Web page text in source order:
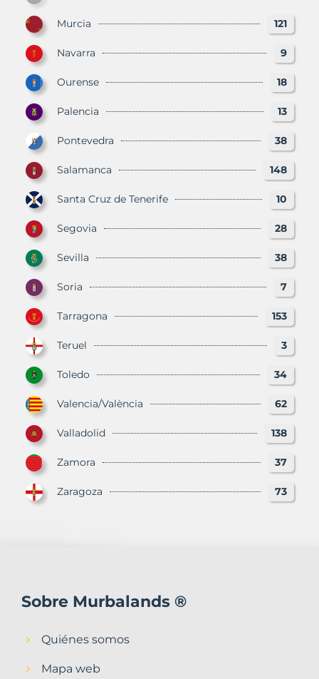
Murcia 121
Navarra 9
Ourense 18
Palencia 13
Pontevedra 38
Salamanca 148
Santa Cruz de Tenerife 10
Segovia 28
Sevilla 38
Soria 7
Tarragona 153
Teruel 3
Toledo 34
Valencia/València 62
Valladolid 138
Zamora 37
Zaragoza 73
Sobre Murbalands ®
Quiénes somos
Mapa web